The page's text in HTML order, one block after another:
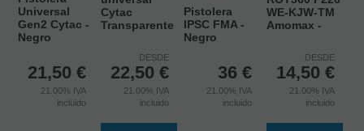
Universal
Gen2 Cytac -
Negro
21,50 €
21.00% IVA
incluido
Cytac
Transparente
DESDE
22,50 €
21.00% IVA
incluido
Pistolera
IPSC FMA -
Negro
36 €
21.00% IVA
incluido
WE-KJW-TM
Amomax -
DESDE
14,50 €
21.00% IVA
incluido